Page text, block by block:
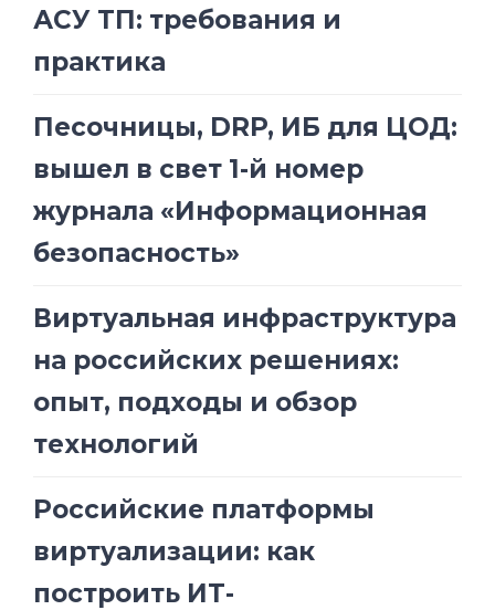
АСУ ТП: требования и
практика
Песочницы, DRP, ИБ для ЦОД:
вышел в свет 1-й номер
журнала «Информационная
безопасность»
Виртуальная инфраструктура
на российских решениях:
опыт, подходы и обзор
технологий
Российские платформы
виртуализации: как
построить ИТ-